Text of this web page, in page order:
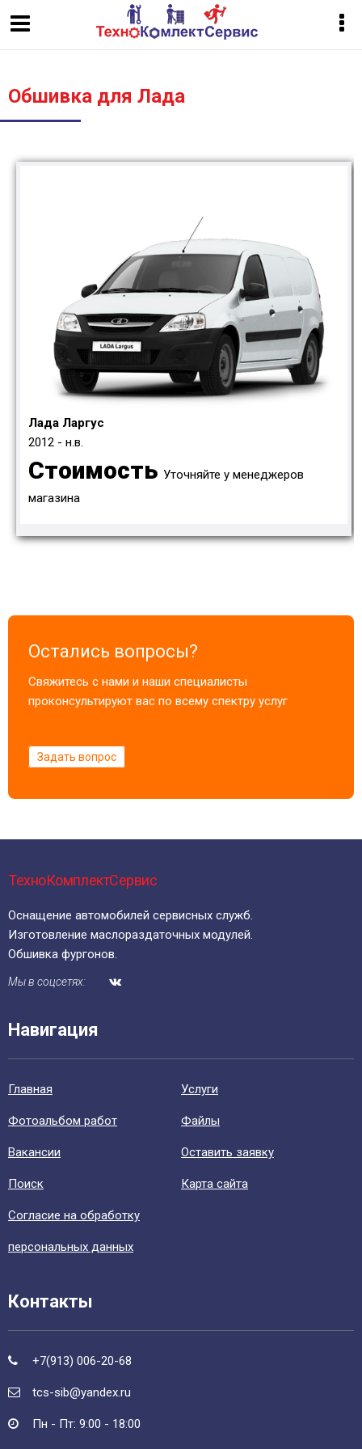
Обшивка для Лада
Лада Ларгус
2012 - н.в.
Стоимость Уточняйте у менеджеров
магазина
Остались вопросы?
Свяжитесь с нами и наши специалисты
проконсультируют вас по всему спектру услуг
Задать вопрос
ТехноКомплектСервис
Оснащение автомобилей сервисных служб.
Изготовление маслораздаточных модулей.
Обшивка фургонов.
Мы в соцсетях:
Навигация
Главная Уcлуги
Фотоальбом работ Файлы
Вакансии Оставить заявку
Поиск Карта сайта
Согласие на обработку
персональных данных
Контакты
+7(913) 006-20-68
tcs-sib@yandex.ru
Пн - Пт: 9:00 - 18:00